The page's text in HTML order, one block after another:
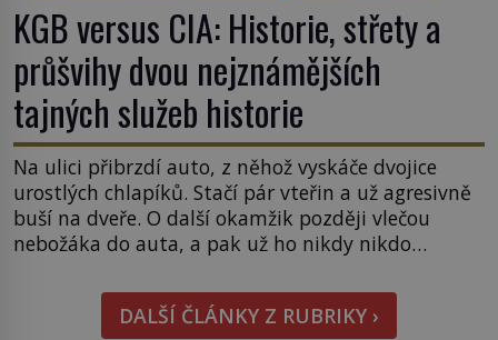
KGB versus CIA: Historie, střety a
průšvihy dvou nejznámějších
tajných služeb historie
Na ulici přibrzdí auto, z něhož vyskáče dvojice
urostlých chlapíků. Stačí pár vteřin a už agresivně
buší na dveře. O další okamžik později vlečou
nebožáka do auta, a pak už ho nikdy nikdo
Jako sourozenci, kteří si nemohou přijít na jméno.
Neustále se předhání v plánování sabotáží, […]
DALŠÍ ČLÁNKY Z RUBRIKY ›